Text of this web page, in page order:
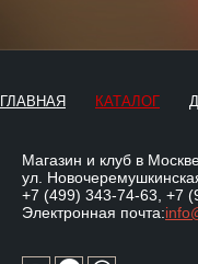
ГЛАВНАЯ КАТАЛОГ
Магазин и клуб в
ул.
+7 (499) 343-74-63 +7
Электронная почта: